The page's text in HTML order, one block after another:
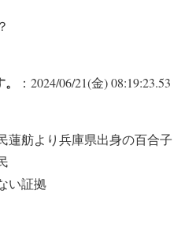
：2024/06/21(金) 08:19:23.53
蓮舫より兵庫県出身の百合子
い証拠